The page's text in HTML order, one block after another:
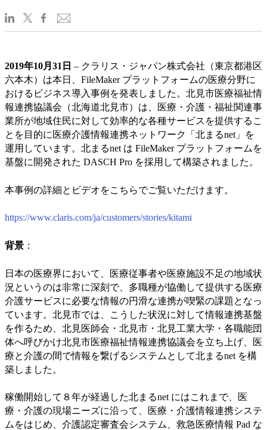
2019年10月31日 – クラリス・ジャパン株式会社（東京都港区
六本木）は本日、FileMaker プラットフォームの医療分野に
おけるビジネス導入事例を発表しました。北見市医療福祉情
報連携協議会（北海道北見市）は、医療・介護・福祉関連事
業所が地域住民に対して効率的な各種サービスを提供するこ
とを目的に医療介護情報連携ネットワーク「北まるnet」を
運用しています。北まるnet は FileMaker プラットフォームを
基盤に開発された DASCH Pro を採用して構築されました。
本事例の詳細とビデオをこちらでご覧いただけます。
https://www.claris.com/ja/customers/stories/kitami
背景 ：
日本の医療界において、医療従事者や医療施設不足の地域状
況というのは非常に深刻で、多職種が協働して提供する医療
介護サービスに必要な情報の円滑な連携が喫緊の課題となっ
ています。北見市では、こうした状況に対して情報連携基盤
を作るため、北見医師会・北見市・北見工業大学・各職能団
体へ呼びかけ北見市医療福祉情報連携協議会を立ち上げ、医
療と介護の間で情報を繋げるシステムとして北まるnet を構
築しました。
稼働開始して８年が経過した北まるnet にはこれまで、医
療・介護の現場ニーズに沿って、医療・介護情報連携システ
ムをはじめ、介護認定審査会システム、救急医療情報 Pad な